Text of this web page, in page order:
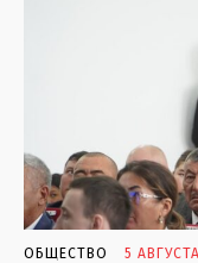
ОБЩЕСТВО 5